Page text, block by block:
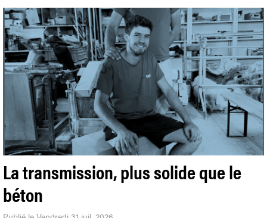
La transmission, plus solide que le
béton